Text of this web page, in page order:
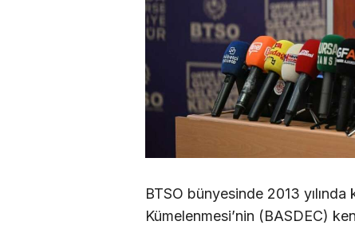
BTSO bünyesinde 2013
Kümelenmesi’nin (BASDEC)